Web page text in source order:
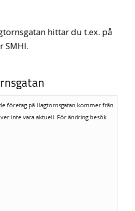
hittar du t.ex. på
SMHI.
företag på Hagtornsgatan kommer från
inte vara aktuell. För ändring besök